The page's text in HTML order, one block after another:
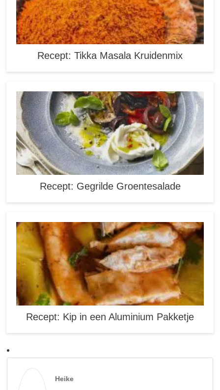
Recept: Tikka Masala Kruidenmix
Recept: Gegrilde Groentesalade
Recept: Kip in een Aluminium Pakketje
Heike